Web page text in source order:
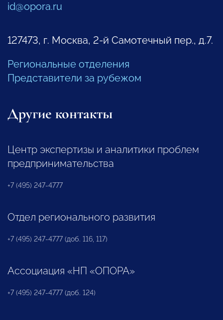
id@opora.ru
127473, г. Москва, 2-й Самотечный пер., д.7.
Региональные отделения
Представители за рубежом
Другие контакты
Центр экспертизы и аналитики проблем
предпринимательства
+7 (495) 247-4777
Отдел регионального развития
+7 (495) 247-4777 (доб. 116, 117)
Ассоциация «НП «ОПОРА»
+7 (495) 247-4777 (доб. 124)